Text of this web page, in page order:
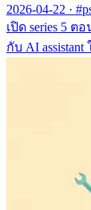
2026-04-22 ·
เปิด series 5
กับ AI